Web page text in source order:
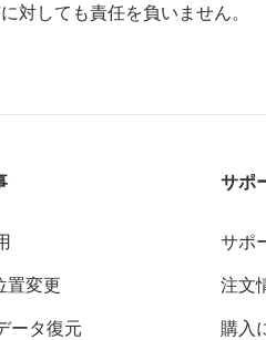
対しても責任を負いません。
置変更
ータ復元
サポ
サポ
注文
購入